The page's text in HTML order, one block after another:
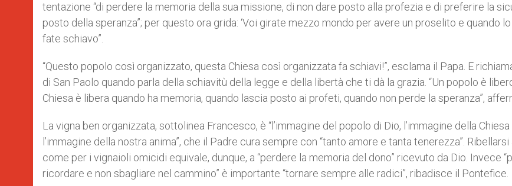
tentazione “di perdere la memoria della sua missione, di non dare posto alla profezia e di preferire la
posto della speranza”; per questo ora grida: ‘Voi girate mezzo mondo per avere un proselito e quando
fate schiavo”.
“Questo popolo così organizzato, questa Chiesa così organizzata fa schiavi!”, esclama il Papa. E
di San Paolo quando parla della schiavitù della legge e della libertà che ti dà la grazia. “Un popolo è
Chiesa è libera quando ha memoria, quando lascia posto ai profeti, quando non perde la speranza”,
La vigna ben organizzata, sottolinea Francesco, è “l’immagine del popolo di Dio, l’immagine della
l’immagine della nostra anima”, che il Padre cura sempre con “tanto amore e tanta tenerezza”. Ribellarsi
come per i vignaioli omicidi equivale, dunque, a “perdere la memoria del dono” ricevuto da Dio. Invece
ricordare e non sbagliare nel cammino” è importante “tornare sempre alle radici”, ribadisce il Pontefice.